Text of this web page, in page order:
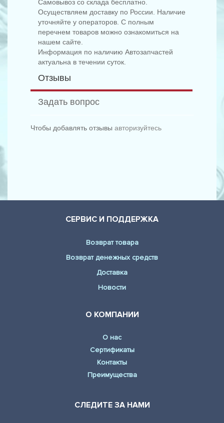
Самовывоз со склада бесплатно.
Осуществляем доставку по России. Наличие
уточняйте у операторов. С полным
перечнем товаров можно ознакомиться на
нашем сайте.
Информация по наличию Автозапчастей
актуальна в течении суток.
Отзывы
Задать вопрос
Чтобы добавлять отзывы авторизуйтесь
СЕРВИС И ПОДДЕРЖКА
Возврат товара
Возврат денежных средств
Доставка
Новости
О КОМПАНИИ
О нас
Сертификаты
Контакты
Преимущества
СЛЕДИТЕ ЗА НАМИ